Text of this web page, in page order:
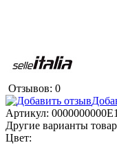
Отзывов: 0
Артикул:
Другие варианты
Цвет: